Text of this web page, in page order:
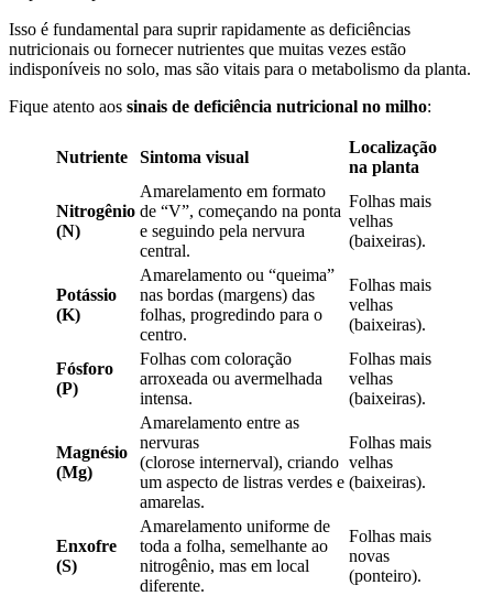
Isso é fundamental para suprir rapidamente as deficiências
nutricionais ou fornecer nutrientes que muitas vezes estão
indisponíveis no solo, mas são vitais para o metabolismo da planta.
Fique atento aos sinais de deficiência nutricional no milho:
Nutriente Sintoma visual
Localização
na planta
Nitrogênio
(N)
Amarelamento em formato
de “V”, começando na ponta
e seguindo pela nervura
central.
Folhas mais
velhas
(baixeiras).
Potássio
(K)
Amarelamento ou “queima”
nas bordas (margens) das
folhas, progredindo para o
centro.
Folhas mais
velhas
(baixeiras).
Fósforo
(P)
Folhas com coloração
arroxeada ou avermelhada
intensa.
Folhas mais
velhas
(baixeiras).
Magnésio
(Mg)
Amarelamento entre as
nervuras
(clorose internerval), criando
um aspecto de listras verdes e
amarelas.
Folhas mais
velhas
(baixeiras).
Enxofre
(S)
Amarelamento uniforme de
toda a folha, semelhante ao
nitrogênio, mas em local
diferente.
Folhas mais
novas
(ponteiro).